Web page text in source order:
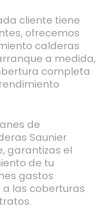
cliente tiene
ofrecemos
calderas
a medida,
completa
de
Saunier
garantizas el
de tu
gastos
las coberturas